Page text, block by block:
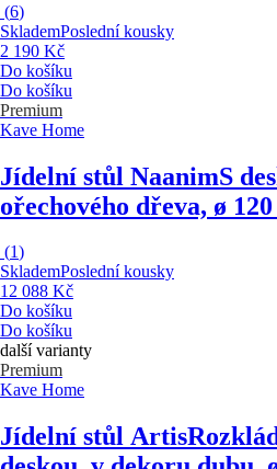
(6)
SklademPoslední kousky
2 190 Kč
Do košíku
Do košíku
Premium
Kave Home
Jídelní stůl NaanimS
ořechového dřeva, ø
(1)
SklademPoslední kousky
12 088 Kč
Do košíku
Do košíku
další varianty
Premium
Kave Home
Jídelní stůl Artis